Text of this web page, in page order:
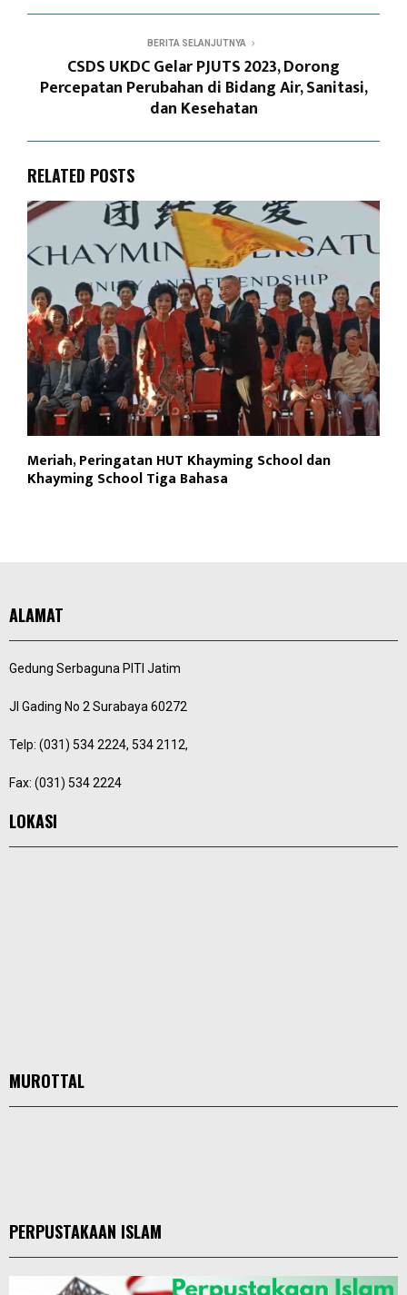
BERITA SELANJUTNYA
CSDS UKDC Gelar PJUTS 2023, Dorong
Percepatan Perubahan di Bidang Air, Sanitasi,
dan Kesehatan
RELATED POSTS
Meriah, Peringatan HUT Khayming School dan
Khayming School Tiga Bahasa
ALAMAT
Gedung Serbaguna PITI Jatim
Jl Gading No 2 Surabaya 60272
Telp: (031) 534 2224, 534 2112,
Fax: (031) 534 2224
LOKASI
MUROTTAL
PERPUSTAKAAN ISLAM